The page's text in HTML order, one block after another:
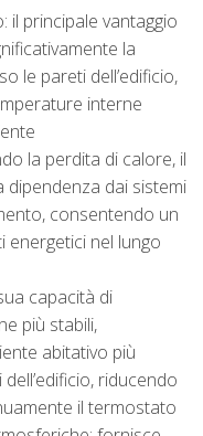
il principale vantaggio
la
le pareti dell’edificio,
interne
la perdita di calore, il
dai sistemi
consentendo un
energetici nel lungo
capacità di
più stabili,
abitativo più
riducendo
il termostato